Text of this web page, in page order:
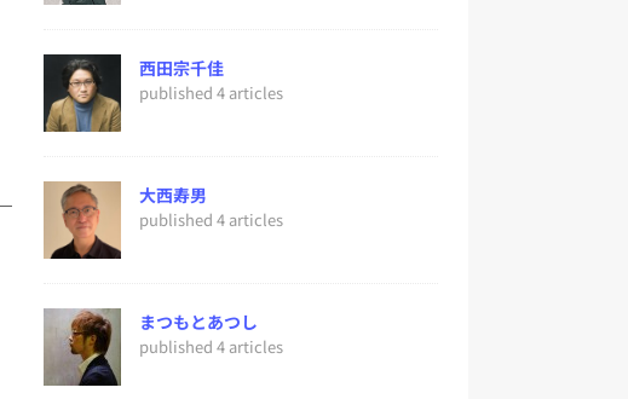
西田宗千佳
published 4 articles
大西寿男
published 4 articles
まつもとあつし
published 4 articles